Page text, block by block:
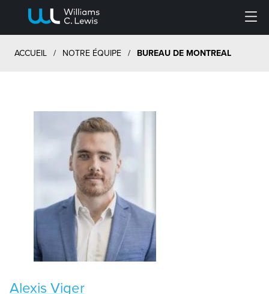
ACCUEIL / NOTRE ÉQUIPE / BUREAU DE MONTREAL
Alexis Viger